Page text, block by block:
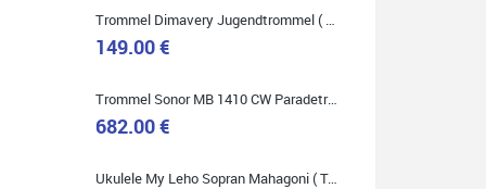
Klein...aber fein!
Toller Service, nette Leute. Immer wieder gerne..
149.00 €
Trommel Sonor MB 1410 CW Paradetrommel ( Service Preis inkl. Werkstatt Service )
682.00 €
Ukulele My Leho Sopran Mahagoni ( Top Empfehlung ! )